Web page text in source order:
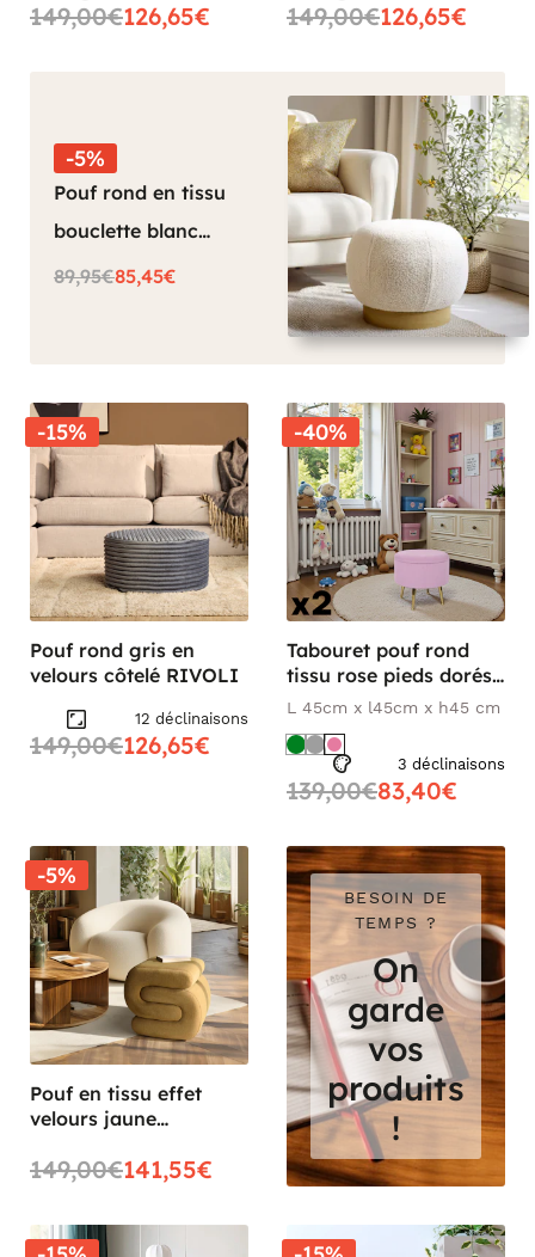
149,00€126,65€ 149,00€126,65€
-5%
Pouf rond en tissu
bouclette blanc
CASTILLE
89,95€85,45€
-15%
Pouf rond gris en
velours côtelé RIVOLI
12 déclinaisons
149,00€126,65€
-40%
Tabouret pouf rond
tissu rose pieds dorés
TIM (lot de 2)
L 45cm x l45cm x h45 cm
3 déclinaisons
139,00€83,40€
-5%
Pouf en tissu effet
velours jaune
149,00€141,55€
BESOIN DE
TEMPS ?
On
garde
vos
produits
!